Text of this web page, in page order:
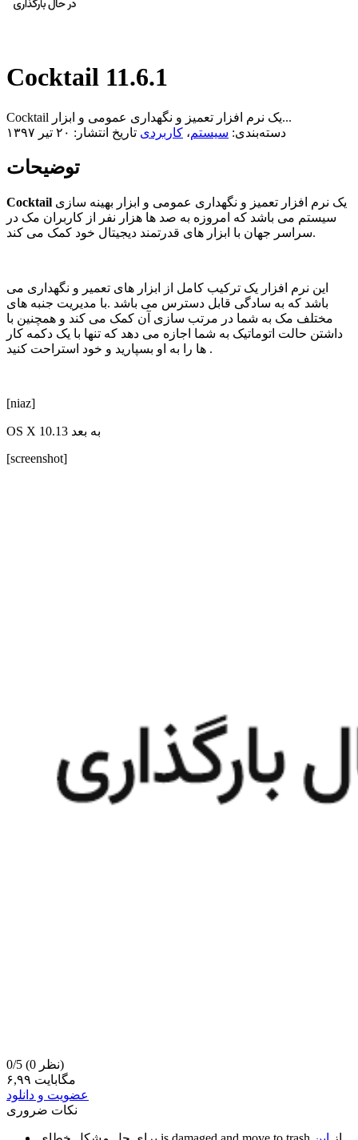
Cocktail 11.6.1
Cocktail یک نرم افزار تعمیز و نگهداری عمومی و ابزار...
دسته‌بندی: سیستم، کاربردی تاریخ انتشار: ۲۰ تیر ۱۳۹۷
توضیحات
Cocktail
سیستم می باشد که امروزه به صد ها هزار نفر از کاربران مک در
سراسر جهان با ابزار های قدرتمند دیجیتال خود کمک می کند.
این نرم افزار یک ترکیب کامل از ابزار های تعمیر و نگهداری می
باشد که به سادگی قابل دسترس می باشد .با مدیریت جنبه های
مختلف مک به شما در مرتب سازی آن کمک می کند و همچنین با
داشتن حالت اتوماتیک به شما اجازه می دهد که تنها با یک دکمه کار
ها را به او بسپارید و خود استراحت کنید .
[niaz]
OS X 10.13 به بعد
[screenshot]
0/5
(0 نظر)
۶,۹۹ مگابایت
عضویت و دانلود
نکات ضروری